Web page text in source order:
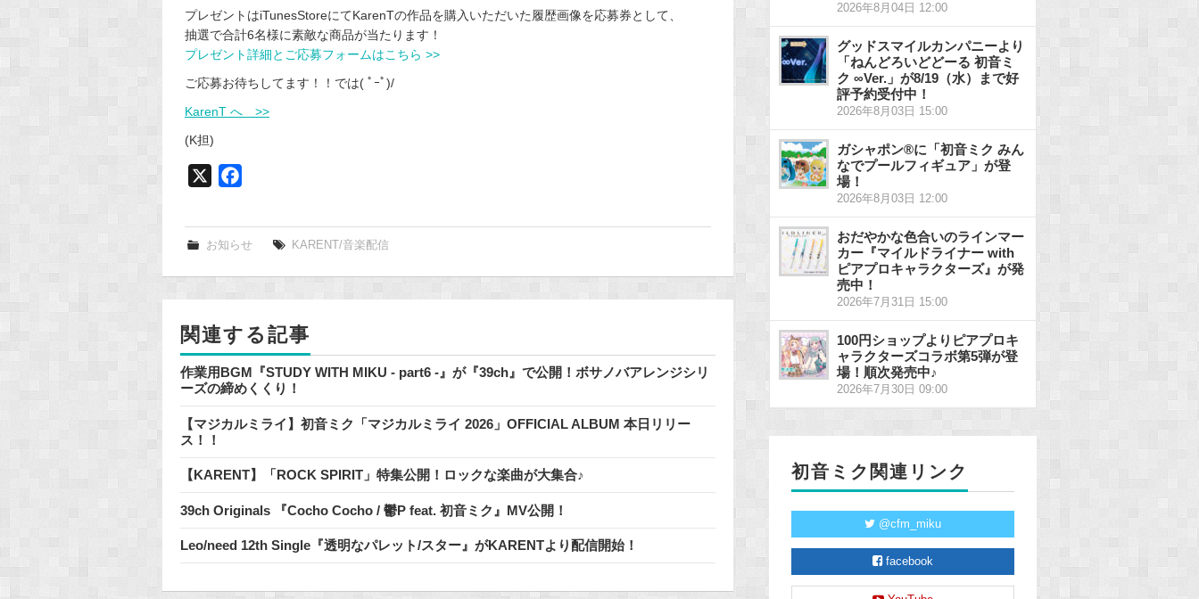
プレゼントはiTunesStoreにてKarenTの作品を購入いただいた履歴画像を応募券として、
抽選で合計6名様に素敵な商品が当たります！
プレゼント詳細とご応募フォームはこちら >>
ご応募お待ちしてます！！では( ﾟｰﾟ)/
KarenT へ >>
(K担)
e
k
お知らせ KARENT/音楽配信
関連する記事
作業用BGM『STUDY WITH MIKU - part6 -』が『39ch』で公開！ボサノバアレンジシリ
ーズの締めくくり！
【マジカルミライ】初音ミク「マジカルミライ 2026」OFFICIAL ALBUM 本日リリー
ス！！
【KARENT】「ROCK SPIRIT」特集公開！ロックな楽曲が大集合♪
39ch Originals 『Cocho Cocho / 鬱P feat. 初音ミク』MV公開！
Leo/need 12th Single『透明なパレット/スター』がKARENTより配信開始！
2026年8月04日 12:00
グッドスマイルカンパニーより
「ねんどろいどどーる 初音ミ
ク ∞Ver.」が8/19（水）まで好
評予約受付中！
2026年8月03日 15:00
ガシャポン®に「初音ミク みん
なでプールフィギュア」が登
場！
2026年8月03日 12:00
おだやかな色合いのラインマー
カー『マイルドライナー with
ピアプロキャラクターズ』が発
売中！
2026年7月31日 15:00
100円ショップよりピアプロキ
ャラクターズコラボ第5弾が登
場！順次発売中♪
2026年7月30日 09:00
初音ミク関連リンク
@cfm_miku
facebook